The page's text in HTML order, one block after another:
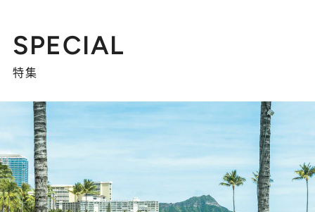
SPECIAL
特集